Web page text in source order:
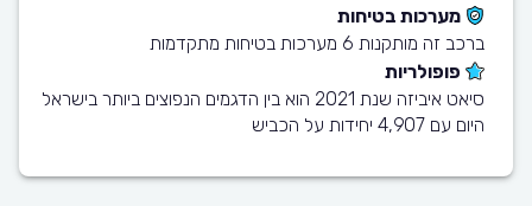
מערכות בטיחות
ברכב זה מותקנות 6 מערכות בטיחות מתקדמות
פופולריות
סיאט איביזה שנת 2021 הוא בין הדגמים הנפוצים ביותר בישראל
היום עם 4,907 יחידות על הכביש